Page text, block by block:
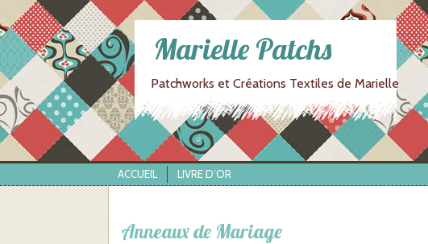
Marielle Patchs
Patchworks et Créations Textiles de Marielle
ACCUEIL
LIVRE D’OR
Anneaux de Mariage